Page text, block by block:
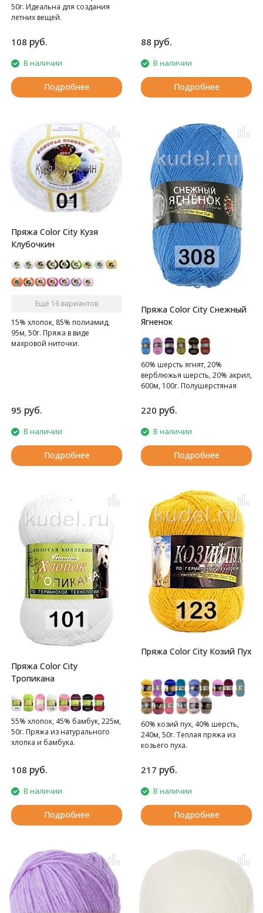
50г. Идеальна для создания
летних вещей.
108 руб.
В наличии
Подробнее
88 руб.
В наличии
Подробнее
Пряжа Color City Кузя
Клубочкин
Ещё 16 вариантов
15% хлопок, 85% полиамид,
95м, 50г. Пряжа в виде
махровой ниточки.
95 руб.
В наличии
Подробнее
Пряжа Color City Снежный
Ягненок
60% шерсть ягнят, 20%
верблюжья шерсть, 20% акрил,
600м, 100г. Полушерстяная
содержанием акрила
220 руб.
В наличии
Подробнее
Пряжа Color City
Тропикана
55% хлопок, 45% бамбук, 225м,
50г. Пряжа из натурального
хлопка и бамбука.
108 руб.
В наличии
Подробнее
Пряжа Color City Козий Пух
60% козий пух, 40% шерсть,
240м, 50г. Теплая пряжа из
козьего пуха.
217 руб.
В наличии
Подробнее